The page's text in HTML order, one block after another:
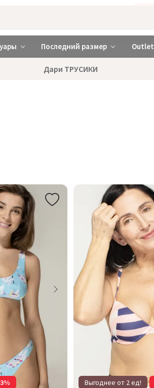
и Украина
Последний размер Outlet
Дари ТРУСИКИ
Выгоднее от 2 ед!